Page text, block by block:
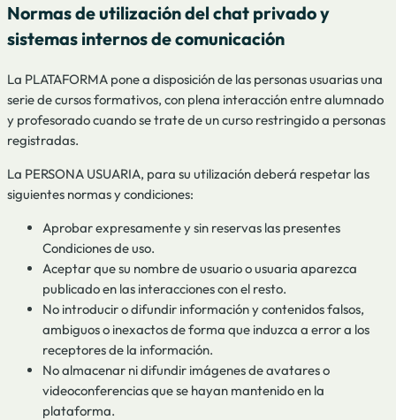
Normas de utilización del chat privado y
sistemas internos de comunicación
La PLATAFORMA pone a disposición de las personas usuarias una
serie de cursos formativos, con plena interacción entre alumnado
y profesorado cuando se trate de un curso restringido a personas
registradas.
La PERSONA USUARIA, para su utilización deberá respetar las
siguientes normas y condiciones:
Aprobar expresamente y sin reservas las presentes
Condiciones de uso.
Aceptar que su nombre de usuario o usuaria aparezca
publicado en las interacciones con el resto.
No introducir o difundir información y contenidos falsos,
ambiguos o inexactos de forma que induzca a error a los
receptores de la información.
No almacenar ni difundir imágenes de avatares o
videoconferencias que se hayan mantenido en la
plataforma.